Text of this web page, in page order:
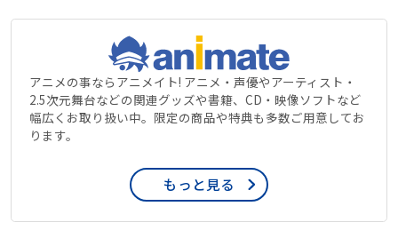
アニメの事ならアニメイト! アニメ・声優やアーティスト・
2.5次元舞台などの関連グッズや書籍、CD・映像ソフトなど
幅広くお取り扱い中。限定の商品や特典も多数ご用意してお
ります。
もっと見る